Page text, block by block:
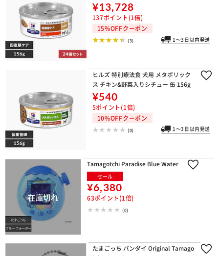
¥13,728
137ポイント(1倍)
15%OFFクーポン
(3) 1～3日以内発送
ヒルズ 特別療法食 犬用 メタボリック
ス チキン&野菜入りシチュー 缶 156g
¥540
5ポイント(1倍)
10%OFFクーポン
(0) 1～3日以内発送
Tamagotchi Paradise Blue Water
セール
¥6,380
63ポイント(1倍)
(0)
たまごっち バンダイ Original Tamago